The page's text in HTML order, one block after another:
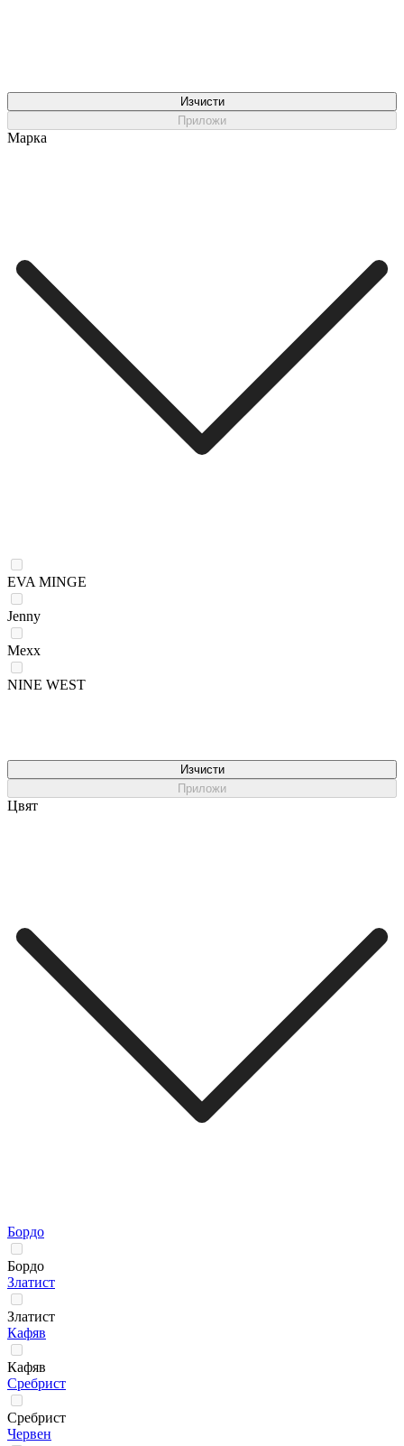
Изчисти
Приложи
Марка
EVA MINGE
Jenny
Mexx
NINE WEST
Изчисти
Приложи
Цвят
Бордо
Бордо
Златист
Златист
Кафяв
Кафяв
Сребрист
Сребрист
Червен